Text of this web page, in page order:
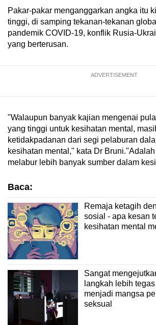
Pakar-pakar menganggarkan angka itu
tinggi, di samping tekanan-tekanan
pandemik COVID-19, konflik Rusia-
yang berterusan.
ADVERTISEMENT
"Walaupun banyak kajian mengenai
yang tinggi untuk kesihatan mental,
ketidakpadanan dari segi pelaburan
kesihatan mental," kata Dr
melabur lebih banyak sumber dalam
Baca:
Remaja ketagih
sosial - apa kesan
kesihatan mental
Sangat
langkah lebih
menjadi mangsa
seksual